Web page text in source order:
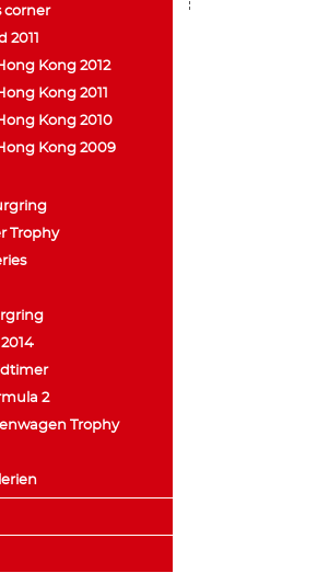
corner
2011
Kong 2012
Kong 2011
Kong 2010
Kong 2009
Trophy
2
Trophy